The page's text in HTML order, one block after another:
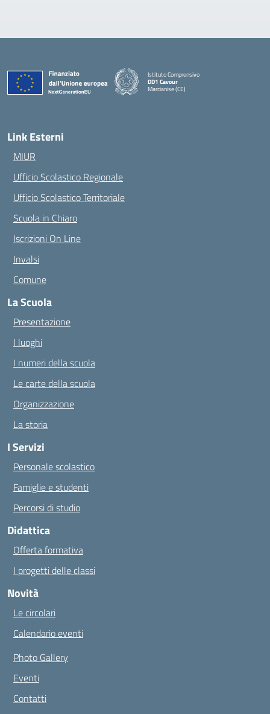
Istituto Comprensivo
DD1 Cavour
Marcianise (CE)
Link Esterni
MIUR
Ufficio Scolastico Regionale
Ufficio Scolastico Territoriale
Scuola in Chiaro
Iscrizioni On Line
Invalsi
Comune
La Scuola
Presentazione
I luoghi
I numeri della scuola
Le carte della scuola
Organizzazione
La storia
I Servizi
Personale scolastico
Famiglie e studenti
Percorsi di studio
Didattica
Offerta formativa
I progetti delle classi
Novità
Le circolari
Calendario eventi
Photo Gallery
Eventi
Contatti